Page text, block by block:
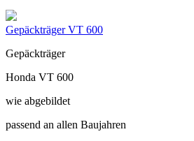
Gepäckträger VT 600
Gepäckträger
Honda VT 600
wie abgebildet
passend an allen Baujahren